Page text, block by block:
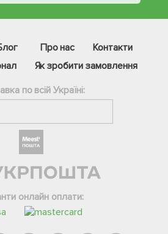
Про нас
Контакти
Як зробити замовлення
по всій Україні:
онлайн оплати:
Телеграм
Вайбер